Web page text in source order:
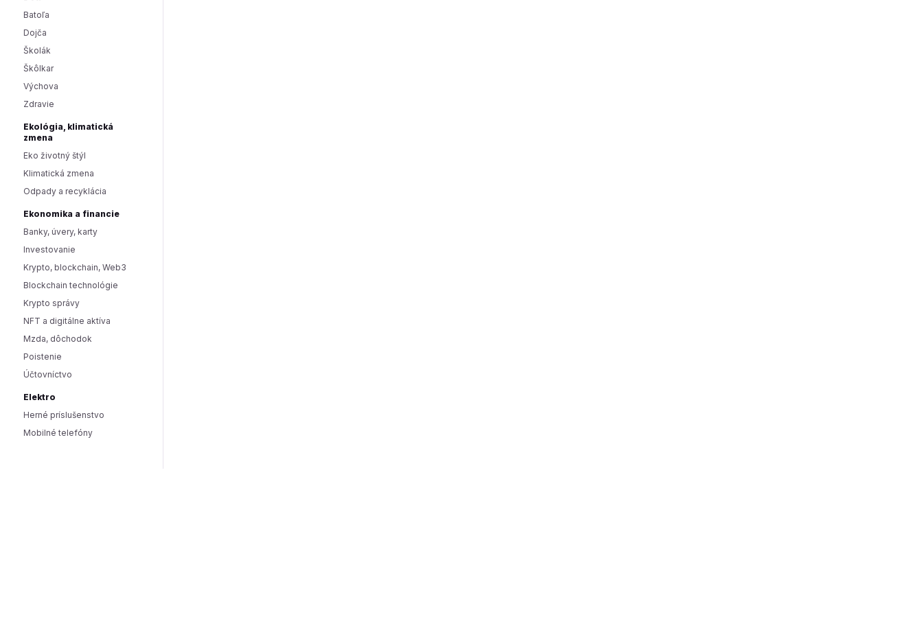
Batoľa
Dojča
Školák
Škôlkar
Výchova
Zdravie
Ekológia, klimatická
zmena
Eko životný štýl
Klimatická zmena
Odpady a recyklácia
Ekonomika a financie
Banky, úvery, karty
Investovanie
Krypto, blockchain, Web3
Blockchain technológie
Krypto správy
NFT a digitálne aktíva
Mzda, dôchodok
Poistenie
Účtovníctvo
Elektro
Herné príslušenstvo
Mobilné telefóny